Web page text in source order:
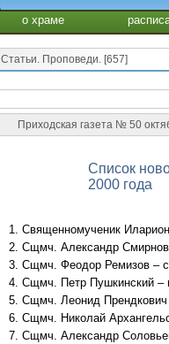
о храме
Статьи. Проповеди. [657]
Приходская газета № 50
Список
2000 года
1. Священномученик
2. Сщмч. Александр
3. Сщмч. Феодор Ремизов –
4. Сщмч. Петр Пушкинский –
5. Сщмч. Леонид Прендкович
6. Сщмч. Николай
7. Сщмч. Александр